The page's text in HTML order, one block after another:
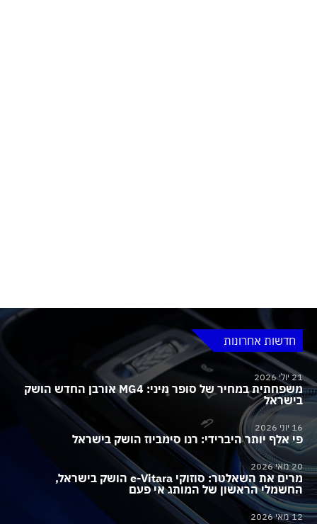
חדשות אחרונות
21 יולי 2026
משפחתית במחיר של סופר מיני: MG4 אורבן החדש הושק
בישראל
16 יוני 2026
פי אלף יותר היברידי: רנו סימביוז הושק בישראל
20 מאי 2026
מרים את השאלטר: סוזוקי e-Vitara הושק בישראל,
החשמלי הראשון של המותג אי פעם
12 מאי 2026